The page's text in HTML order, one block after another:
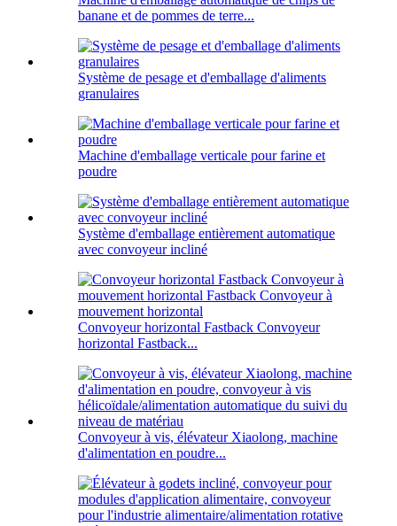
banane et de pommes de terre...
Système de pesage et d'emballage d'aliments
granulaires
Machine d'emballage verticale pour farine et
poudre
Système d'emballage entièrement automatique
avec convoyeur incliné
Convoyeur horizontal Fastback Convoyeur
horizontal Fastback...
Convoyeur à vis, élévateur Xiaolong, machine
d'alimentation en poudre...